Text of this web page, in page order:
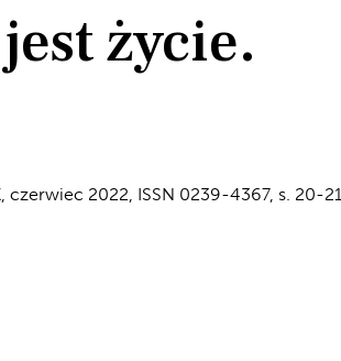
życie.
czerwiec 2022, ISSN 0239-4367, s. 20-21.